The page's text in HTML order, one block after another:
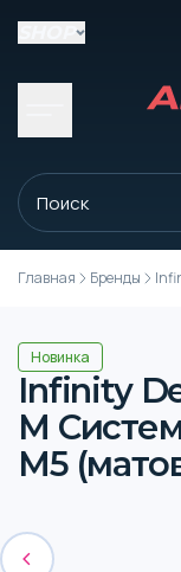
Главная Бренды
Новинка
Infinity
M
M5